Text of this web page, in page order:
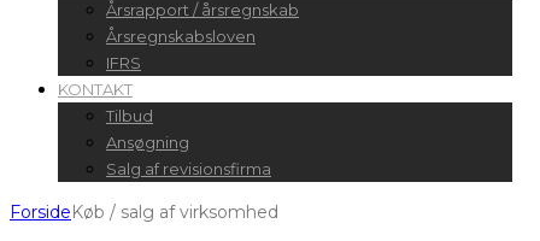
Årsrapport / årsregnskab
Årsregnskabsloven
IFRS
KONTAKT
Tilbud
Ansøgning
Salg af revisionsfirma
ForsideKøb / salg af virksomhed